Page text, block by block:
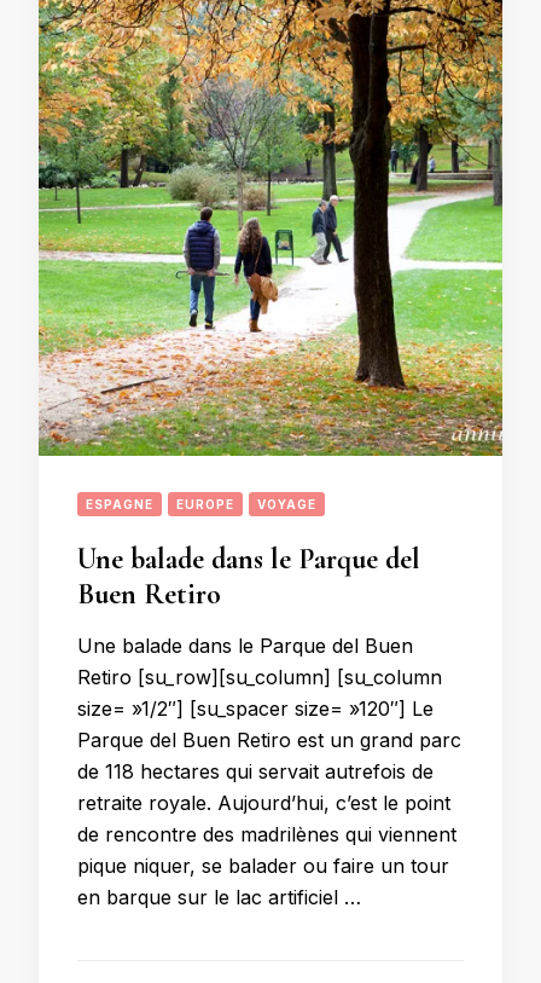
ESPAGNE EUROPE VOYAGE
Une balade dans le Parque del
Buen Retiro
Une balade dans le Parque del Buen
Retiro [su_row][su_column] [su_column
size= »1/2″] [su_spacer size= »120″] Le
Parque del Buen Retiro est un grand parc
de 118 hectares qui servait autrefois de
retraite royale. Aujourd’hui, c’est le point
de rencontre des madrilènes qui viennent
pique niquer, se balader ou faire un tour
en barque sur le lac artificiel …